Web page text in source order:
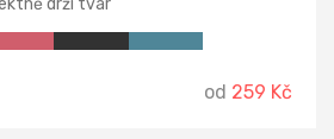
drží tvar
od 259 Kč